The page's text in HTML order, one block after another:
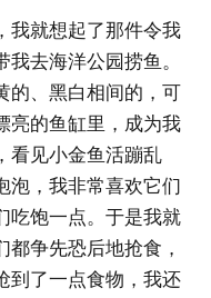
我就想起了那件令我
去海洋公园捞鱼。
的、黑白相间的，可
亮的鱼缸里，成为我
看见小金鱼活蹦乱
泡，我非常喜欢它们
吃饱一点。于是我就
争先恐后地抢食，
到了一点食物，我还